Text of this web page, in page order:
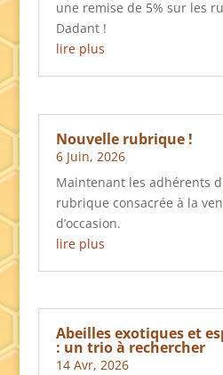
une remise de 5% sur les
Dadant !
lire plus
Nouvelle rubrique !
6 Juin, 2026
Maintenant les adhérents
rubrique consacrée à la
d’occasion.
lire plus
Abeilles exotiques et
: un trio à rechercher
14 Avr, 2026